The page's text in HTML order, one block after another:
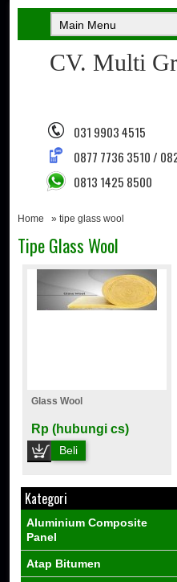
CV. Multi
031 9903 4515
0877 7736 3510 /
0813 1425 8500
Home » tipe glass wool
Tipe Glass Wool
Glass Wool
Rp (hubungi cs)
Beli
Kategori
Aluminium Composite
Panel
Atap Bitumen